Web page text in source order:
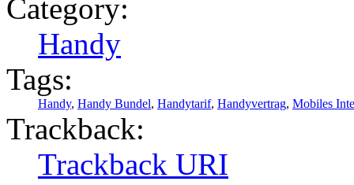
Category:
Handy
Tags:
Handy, Handy Bundel, Handytarif, Handyvertrag, Mobiles
Trackback:
Trackback URI